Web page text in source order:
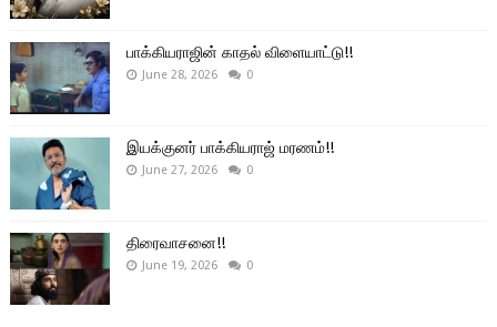
பாக்கியராஜின் காதல் விளையாட்டு!!
June 28, 2026 0
இயக்குனர் பாக்கியராஜ் மரணம்!!
June 27, 2026 0
திரைவாசனை!!
June 19, 2026 0